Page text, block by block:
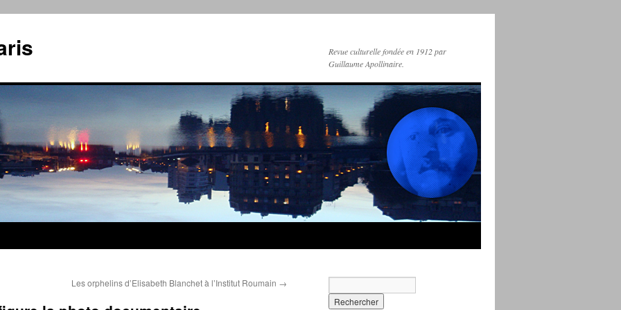
Revue culturelle fondée en 1912 par
Guillaume Apollinaire.
Les orphelins d’Elisabeth Blanchet à l’Institut Roumain →